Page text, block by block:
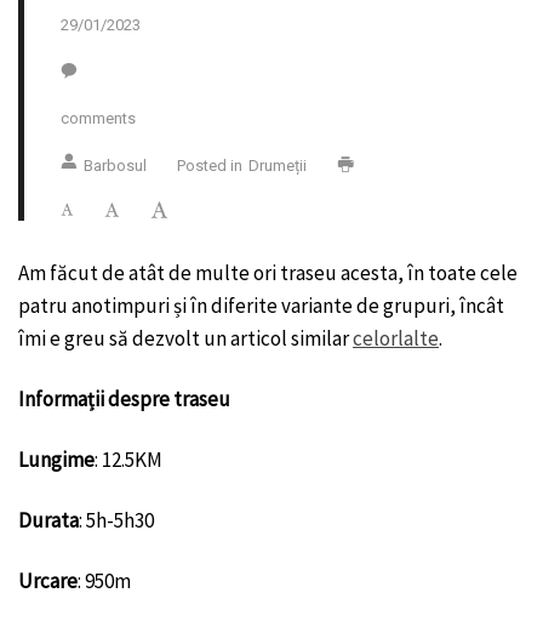
29/01/2023
comments
Barbosul Posted in Drumeții
Am făcut de atât de multe ori traseu acesta, în toate cele
patru anotimpuri și în diferite variante de grupuri, încât
îmi e greu să dezvolt un articol similarcelorlalte.
Informații despre traseu
Lungime: 12.5KM
Durata: 5h-5h30
Urcare: 950m